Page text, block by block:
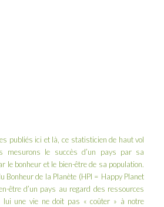
publiés ici et là , ce statisticien de haut vol
mesurons le succès d’un pays par sa
le bonheur et le bien-être de sa population.
Bonheur de la Planète (HPI = Happy Planet
être d’un pays au regard des ressources
lui une vie ne doit pas « coûter » à notre